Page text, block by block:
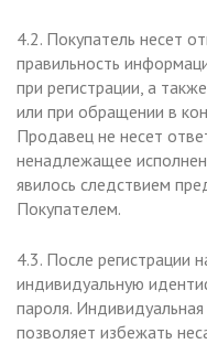
4.2. Покупатель несет
правильность
при регистрации, а
или при обращении в
Продавец не несет
ненадлежащее
явилось следствием
Покупателем.
4.3. После регистрации
индивидуальную
пароля.
позволяет избежать